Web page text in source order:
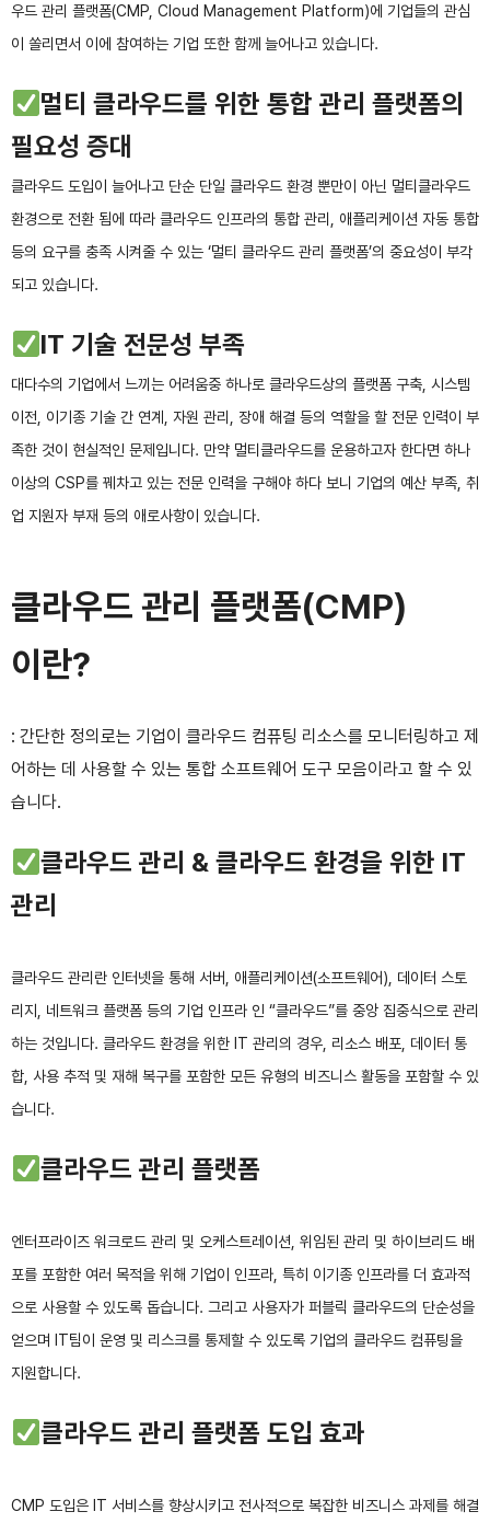
우드 관리 플랫폼(CMP, Cloud Management Platform)에 기업들의 관심
이 쏠리면서 이에 참여하는 기업 또한 함께 늘어나고 있습니다.
멀티 클라우드를 위한 통합 관리 플랫폼의
필요성 증대
클라우드 도입이 늘어나고 단순 단일 클라우드 환경 뿐만이 아닌 멀티클라우드
환경으로 전환 됨에 따라 클라우드 인프라의 통합 관리, 애플리케이션 자동 통합
등의 요구를 충족 시켜줄 수 있는 ‘멀티 클라우드 관리 플랫폼’의 중요성이 부각
되고 있습니다.
IT 기술 전문성 부족
대다수의 기업에서 느끼는 어려움중 하나로 클라우드상의 플랫폼 구축, 시스템
이전, 이기종 기술 간 연계, 자원 관리, 장애 해결 등의 역할을 할 전문 인력이 부
족한 것이 현실적인 문제입니다. 만약 멀티클라우드를 운용하고자 한다면 하나
이상의 CSP를 꿰차고 있는 전문 인력을 구해야 하다 보니 기업의 예산 부족, 취
업 지원자 부재 등의 애로사항이 있습니다.
클라우드 관리 플랫폼(CMP)
이란?
: 간단한 정의로는 기업이 클라우드 컴퓨팅 리소스를 모니터링하고 제
어하는 데 사용할 수 있는 통합 소프트웨어 도구 모음이라고 할 수 있
습니다.
클라우드 관리 & 클라우드 환경을 위한 IT
관리
클라우드 관리란 인터넷을 통해 서버, 애플리케이션(소프트웨어), 데이터 스토
리지, 네트워크 플랫폼 등의 기업 인프라 인 “클라우드”를 중앙 집중식으로 관리
하는 것입니다. 클라우드 환경을 위한 IT 관리의 경우, 리소스 배포, 데이터 통
합, 사용 추적 및 재해 복구를 포함한 모든 유형의 비즈니스 활동을 포함할 수 있
습니다.
클라우드 관리 플랫폼
엔터프라이즈 워크로드 관리 및 오케스트레이션, 위임된 관리 및 하이브리드 배
포를 포함한 여러 목적을 위해 기업이 인프라, 특히 이기종 인프라를 더 효과적
으로 사용할 수 있도록 돕습니다. 그리고 사용자가 퍼블릭 클라우드의 단순성을
얻으며 IT팀이 운영 및 리스크를 통제할 수 있도록 기업의 클라우드 컴퓨팅을
지원합니다.
클라우드 관리 플랫폼 도입 효과
CMP 도입은 IT 서비스를 향상시키고 전사적으로 복잡한 비즈니스 과제를 해결